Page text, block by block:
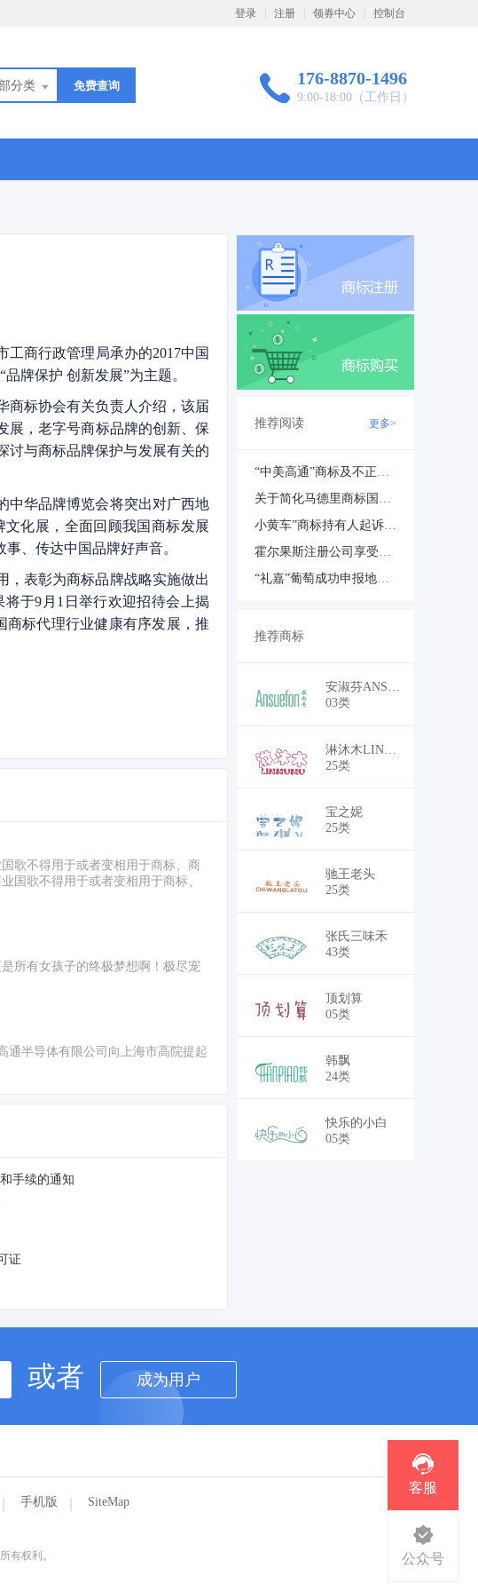
登录 注册 领券中心 控制台
分类 免费查询 176-8870-1496
9:00-18:00（工作日）
商行政管理局承办的2017中国
牌保护 创新发展”为主题。
商标协会有关负责人介绍，该届
展，老字号商标品牌的创新、保
讨与商标品牌保护与发展有关的
中华品牌博览会将突出对广西地
化展，全面回顾我国商标发展
、传达中国品牌好声音。
，表彰为商标品牌战略实施做出
于9月1日举行欢迎招待会上揭
商标代理行业健康有序发展，推
歌不得用于或者变相用于商标、商
国歌不得用于或者变相用于商标、
所有女孩子的终极梦想啊！极尽宠
通半导体有限公司向上海市高院提起
手续的通知
证
推荐阅读 更多>
“中美高通”商标及不正当竞争纠纷案驳回全部诉讼请求
关于简化马德里商标国际注册申请材料和手续的通知
小黄车”商标持有人起诉ofo侵权：索赔300万元
霍尔果斯注册公司享受那些优惠政策？
“礼嘉”葡萄成功申报地理标志商标
推荐商标
安淑芬ANSUEFON
03类
￥25,500
淋沐木LINMUMU
25类
￥22,500
宝之妮
25类
￥25,500
驰王老头
25类
￥25,500
张氏三味禾
43类
￥41,250
顶划算
05类
￥41,250
韩飘
24类
￥38,250
快乐的小白
05类
￥41,250
或者 成为用户
手机版 SiteMap
有权利。
客服
公众号